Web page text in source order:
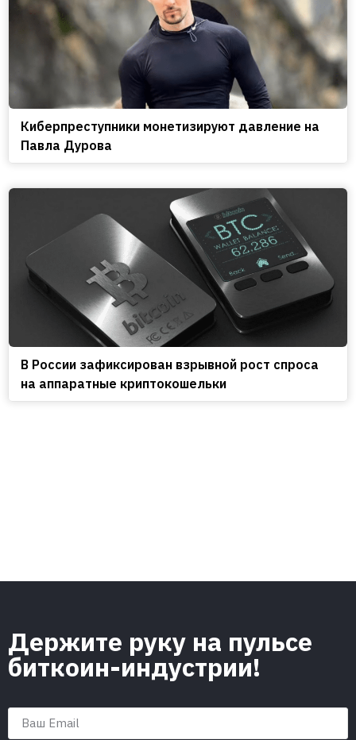
Киберпреступники монетизируют давление на
Павла Дурова
В России зафиксирован взрывной рост спроса
на аппаратные криптокошельки
Держите руку на пульсе
биткоин-индустрии!